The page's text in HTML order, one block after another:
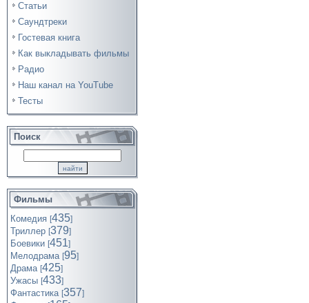
Статьи
Саундтреки
Гостевая книга
Как выкладывать фильмы
Радио
Наш канал на YouTube
Тесты
Поиск
Фильмы
Комедия [435]
Триллер [379]
Боевики [451]
Мелодрама [95]
Драма [425]
Ужасы [433]
Фантастика [357]